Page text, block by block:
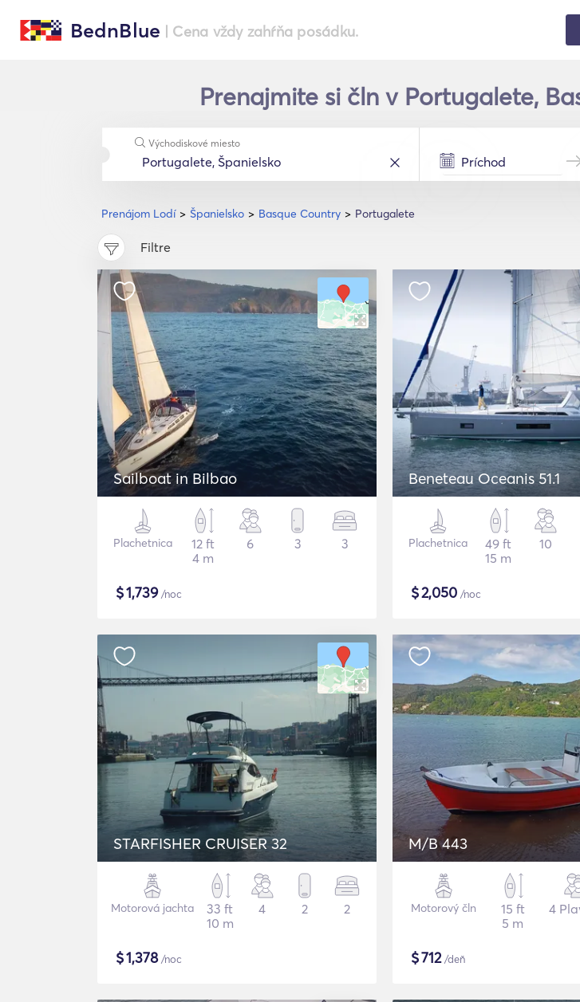
BednBlue | Cena vždy zahŕňa posádku.
Prenajmite si čln v Portugalete,
Prenájom Lodí Španielsko Basque Country Portugalete
Východiskové miesto
Filtre
Sailboat in Bilbao
Plachetnica
12 ft
4 m
6 3 3
$1,739/noc
Beneteau Oceanis 51.1
Plachetnica
49 ft
15 m
10
$2,050 /noc
STARFISHER CRUISER 32
Motorová jachta
33 ft
10 m
4 2 2
$1,378/noc
M/B 443
Motorový čln
15 ft
5 m
4
$712/deň